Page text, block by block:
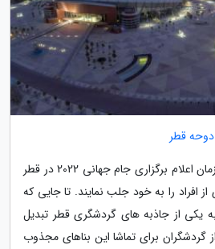
قطر
ورزشگاه های دوحه قطر از زمان اعلام برگزاری جام جهانی 2022 در قطر
افراد را به خود جلب نمایند. تا جایی که
یکی از جاذبه های گردشگری قطر تبدیل
گردشگران برای تماشا این بناهای مجذوب